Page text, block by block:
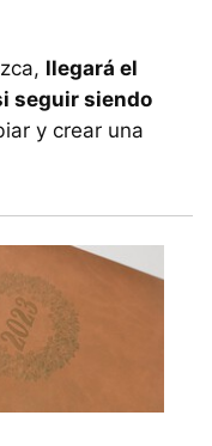
llegará el
seguir siendo
y crear una